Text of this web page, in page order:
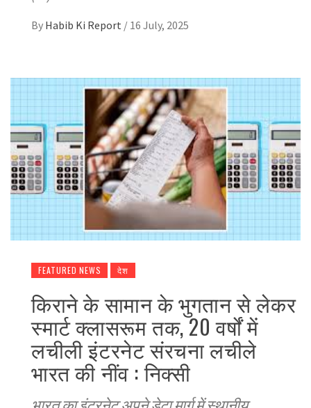
By Habib Ki Report / 16 July, 2025
FEATURED NEWS देश
किराने के सामान के भुगतान से लेकर
स्मार्ट क्लासरूम तक, 20 वर्षों में
लचीली इंटरनेट संरचना लचीले
भारत की नींव : निक्सी